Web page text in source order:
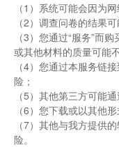
（1）系统可能会因为
（2）调查问卷的结果
（3）您通过“服务”而
或其他材料的质量可能
（4）您通过本服务链
险；
（5）其他第三方可能
（6）您下载或以其他
（7）其他与我方提供
险。